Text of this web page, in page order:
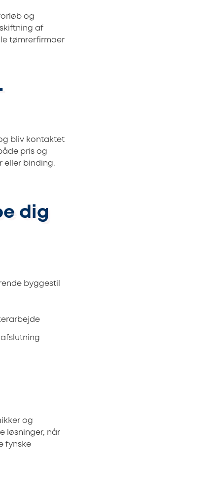
og
af
tømrerfirmaer
bliv kontaktet
pris og
eller binding.
dig
byggestil
og
løsninger, når
fynske